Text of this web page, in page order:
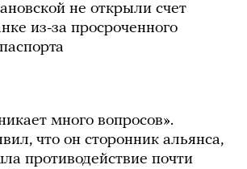
не открыли счет
из-за просроченного
много вопросов».
что он сторонник альянса,
противодействие почти